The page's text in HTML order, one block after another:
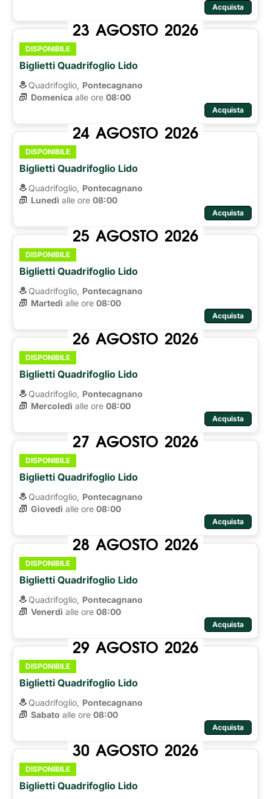
Acquista
23 AGOSTO 2026
DISPONIBILE
Biglietti Quadrifoglio Lido
Quadrifoglio, Pontecagnano
Domenica alle ore 08:00
Acquista
24 AGOSTO 2026
DISPONIBILE
Biglietti Quadrifoglio Lido
Quadrifoglio, Pontecagnano
Lunedì alle ore 08:00
Acquista
25 AGOSTO 2026
DISPONIBILE
Biglietti Quadrifoglio Lido
Quadrifoglio, Pontecagnano
Martedì alle ore 08:00
Acquista
26 AGOSTO 2026
DISPONIBILE
Biglietti Quadrifoglio Lido
Quadrifoglio, Pontecagnano
Mercoledì alle ore 08:00
Acquista
27 AGOSTO 2026
DISPONIBILE
Biglietti Quadrifoglio Lido
Quadrifoglio, Pontecagnano
Giovedì alle ore 08:00
Acquista
28 AGOSTO 2026
DISPONIBILE
Biglietti Quadrifoglio Lido
Quadrifoglio, Pontecagnano
Venerdì alle ore 08:00
Acquista
29 AGOSTO 2026
DISPONIBILE
Biglietti Quadrifoglio Lido
Quadrifoglio, Pontecagnano
Sabato alle ore 08:00
Acquista
30 AGOSTO 2026
DISPONIBILE
Biglietti Quadrifoglio Lido